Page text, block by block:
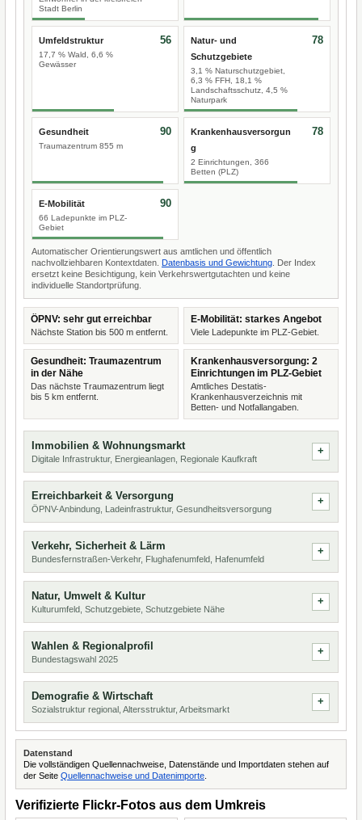
Stadt Berlin
Umfeldstruktur
17,7 % Wald, 6,6 %
Gewässer
56
Natur- und
Schutzgebiete
3,1 % Naturschutzgebiet,
6,3 % FFH, 18,1 %
Landschaftsschutz, 4,5 %
Naturpark
78
Gesundheit
Traumazentrum 855 m
90
Krankenhausversorgun
g
2 Einrichtungen, 366
Betten (PLZ)
78
E-Mobilität
66 Ladepunkte im PLZ-
Gebiet
90
Automatischer Orientierungswert aus amtlichen und öffentlich
nachvollziehbaren Kontextdaten. Datenbasis und Gewichtung . Der Index
ersetzt keine Besichtigung, kein Verkehrswertgutachten und keine
individuelle Standortprüfung.
ÖPNV: sehr gut erreichbar
Nächste Station bis 500 m entfernt.
E-Mobilität: starkes Angebot
Viele Ladepunkte im PLZ-Gebiet.
Gesundheit: Traumazentrum
in der Nähe
Das nächste Traumazentrum liegt
bis 5 km entfernt.
Krankenhausversorgung: 2
Einrichtungen im PLZ-Gebiet
Amtliches Destatis-
Krankenhausverzeichnis mit
Betten- und Notfallangaben.
Immobilien & Wohnungsmarkt
Digitale Infrastruktur, Energieanlagen, Regionale Kaufkraft
Erreichbarkeit & Versorgung
ÖPNV-Anbindung, Ladeinfrastruktur, Gesundheitsversorgung
Verkehr, Sicherheit & Lärm
Bundesfernstraßen-Verkehr, Flughafenumfeld, Hafenumfeld
Natur, Umwelt & Kultur
Kulturumfeld, Schutzgebiete, Schutzgebiete Nähe
Wahlen & Regionalprofil
Bundestagswahl 2025
Demografie & Wirtschaft
Sozialstruktur regional, Altersstruktur, Arbeitsmarkt
Datenstand
Die vollständigen Quellennachweise, Datenstände und Importdaten stehen auf
der Seite Quellennachweise und Datenimporte
Verifizierte Flickr-Fotos aus dem Umkreis